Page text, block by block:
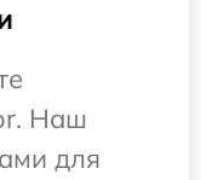
Наш
для